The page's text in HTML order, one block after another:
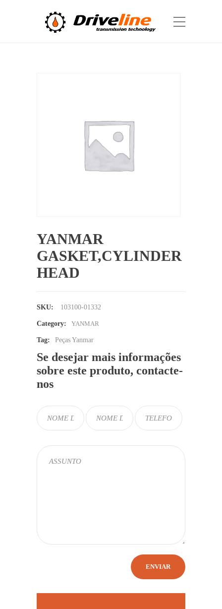
YANMAR
GASKET,CYLINDER
HEAD
SKU: 103100-01332
Category: YANMAR
Tag: Peças Yanmar
Se desejar mais informações
sobre este produto, contacte-
nos